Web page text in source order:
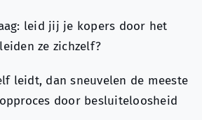
leid jij je kopers door het
ze zichzelf?
leidt, dan sneuvelen de meeste
door besluiteloosheid